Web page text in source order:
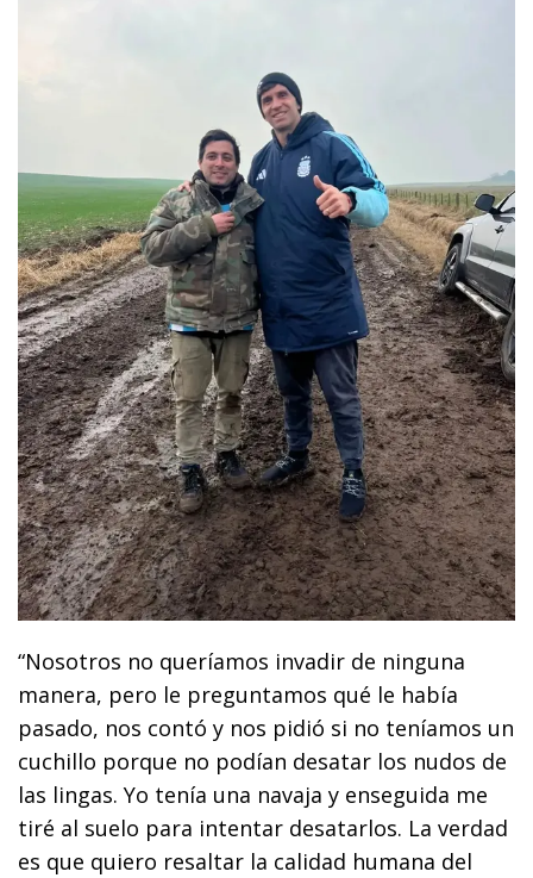
“Nosotros no queríamos invadir de ninguna
manera, pero le preguntamos qué le había
pasado, nos contó y nos pidió si no teníamos un
cuchillo porque no podían desatar los nudos de
las lingas. Yo tenía una navaja y enseguida me
tiré al suelo para intentar desatarlos. La verdad
es que quiero resaltar la calidad humana del